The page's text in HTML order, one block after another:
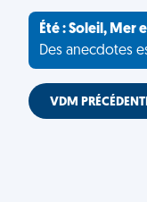
Été : Soleil, Mer
Des anecdotes
VDM